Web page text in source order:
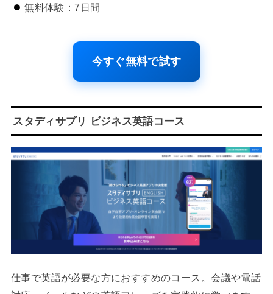
無料体験：7日間
今すぐ無料で試す
スタディサプリ ビジネス英語コース
仕事で英語が必要な方におすすめのコース。会議や電話